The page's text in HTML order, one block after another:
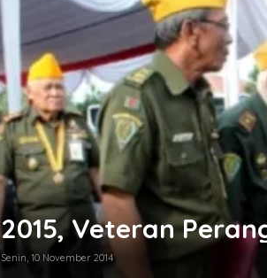
2015, Veteran
Senin, 10 November 2014